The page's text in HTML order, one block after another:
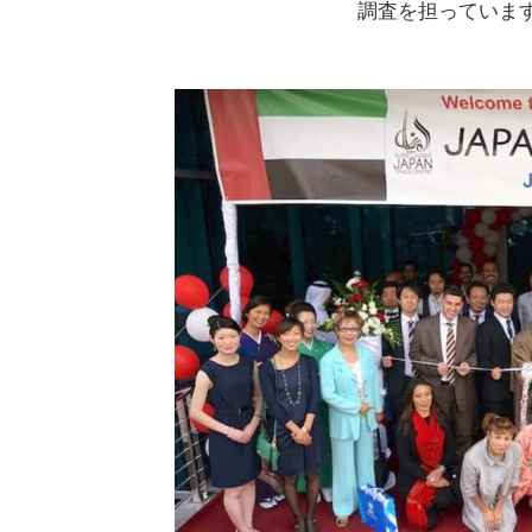
調査を担っていま